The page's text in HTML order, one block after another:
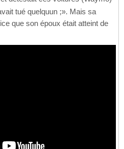
tué quelquun ;». Mais sa
que son époux était atteint de